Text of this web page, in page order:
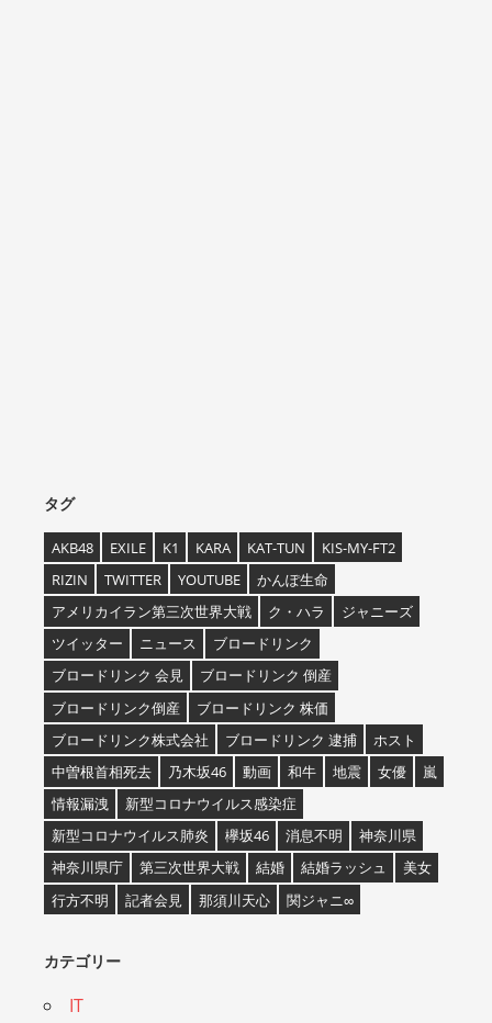
タグ
AKB48 EXILE K1 KARA KAT-TUN
KIS-MY-FT2
RIZIN
TWITTER YOUTUBE
かんぽ生命
アメリカイラン第三次世界大戦
ク・ハラ
ジャニーズ
ツイッター
ニュース
ブロードリンク
ブロードリンク 会見
ブロードリンク 倒産
ブロードリンク倒産
ブロードリンク 株価
ブロードリンク株式会社
ブロードリンク 逮捕
ホスト
中曽根首相死去
乃木坂46 動画 和牛 地震 女優
嵐
情報漏洩
新型コロナウイルス感染症
新型コロナウイルス肺炎
欅坂46 消息不明
神奈川県
神奈川県庁
第三次世界大戦 結婚 結婚ラッシュ
美女
行方不明
記者会見 那須川天心 関ジャニ∞
カテゴリー
IT